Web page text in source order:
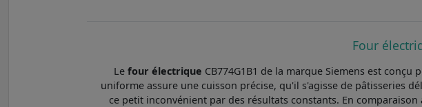
Four
Lefour électrique CB774G1B1 de la marque Siemens est
uniforme assure une cuisson précise, qu'il s'agisse de pâtisseries
ce petit inconvénient par des résultats constants. En